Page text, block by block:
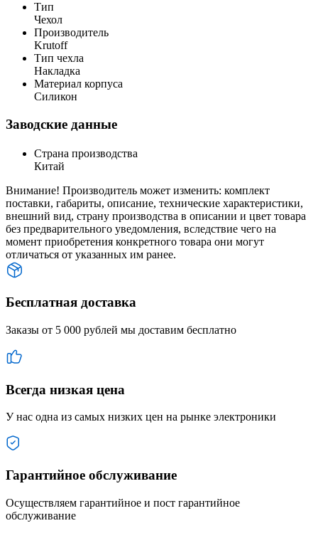
Тип
Чехол
Производитель
Krutoff
Тип чехла
Накладка
Материал корпуса
Силикон
Заводские данные
Страна производства
Китай
Внимание! Производитель может изменить: комплект
поставки, габариты, описание, технические характеристики,
внешний вид, страну производства в описании и цвет товара
без предварительного уведомления, вследствие чего на
момент приобретения конкретного товара они могут
отличаться от указанных им ранее.
Бесплатная доставка
Заказы от 5 000 рублей мы доставим бесплатно
Всегда низкая цена
У нас одна из самых низких цен на рынке электроники
Гарантийное обслуживание
Осуществляем гарантийное и пост гарантийное
обслуживание